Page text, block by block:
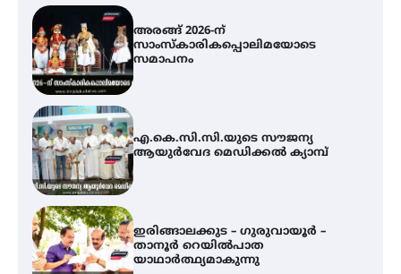
അരങ്ങ് 2026-ന്
സാംസ്കാരികപ്പൊലിമയോടെ
സമാപനം
എ.കെ.സി.സി.യുടെ സൗജന്യ
ആയുർവേദ മെഡിക്കൽ ക്യാമ്പ്
ഇരിങ്ങാലക്കുട – ഗുരുവായൂർ –
താനൂർ റെയിൽപാത
യാഥാർത്ഥ്യമാകുന്നു